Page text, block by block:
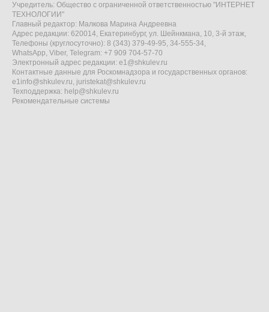
Учредитель: Общество с ограниченной ответственностью "ИНТЕРНЕТ
ТЕХНОЛОГИИ"
Главный редактор: Малкова Марина Андреевна
Адрес редакции: 620014, Екатеринбург, ул. Шейнкмана, 10, 3-й этаж,
Телефоны (круглосуточно): 8 (343) 379-49-95, 34-555-34,
WhatsApp, Viber, Telegram: +7 909 704-57-70
Электронный адрес редакции: e1@shkulev.ru
Контактные данные для Роскомнадзора и государственных органов:
e1info@shkulev.ru, juristekat@shkulev.ru
Техподдержка: help@shkulev.ru
Рекомендательные системы